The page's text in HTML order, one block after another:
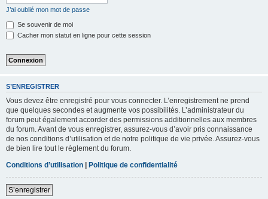
J’ai oublié mon mot de passe
Se souvenir de moi
Cacher mon statut en ligne pour cette session
S’ENREGISTRER
Vous devez être enregistré pour vous connecter. L’enregistrement ne prend
que quelques secondes et augmente vos possibilités. L’administrateur du
forum peut également accorder des permissions additionnelles aux membres
du forum. Avant de vous enregistrer, assurez-vous d’avoir pris connaissance
de nos conditions d’utilisation et de notre politique de vie privée. Assurez-vous
de bien lire tout le règlement du forum.
Conditions d’utilisation | Politique de confidentialité
S’enregistrer